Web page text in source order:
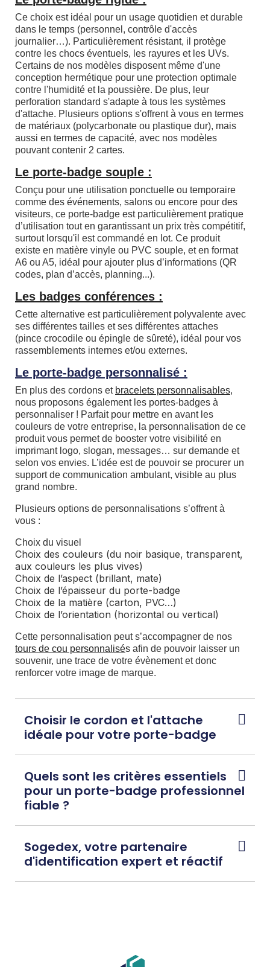
Ce choix est idéal pour un usage quotidien et durable
dans le temps (personnel, contrôle d'accès
journalier…). Particulièrement résistant, il protège
contre les chocs éventuels, les rayures et les UVs.
Certains de nos modèles disposent même d'une
conception hermétique pour une protection optimale
contre l'humidité et la poussière. De plus, leur
perforation standard s'adapte à tous les systèmes
d'attache. Plusieurs options s'offrent à vous en termes
de matériaux (polycarbonate ou plastique dur), mais
aussi en termes de capacité, avec nos modèles
pouvant contenir 2 cartes.
Le porte-badge souple :
Conçu pour une utilisation ponctuelle ou temporaire
comme des événements, salons ou encore pour des
visiteurs, ce porte-badge est particulièrement pratique
d’utilisation tout en garantissant un prix très compétitif,
surtout lorsqu'il est commandé en lot. Ce produit
existe en matière vinyle ou PVC souple, et en format
A6 ou A5, idéal pour ajouter plus d’informations (QR
codes, plan d’accès, planning...).
Les badges conférences :
Cette alternative est particulièrement polyvalente avec
ses différentes tailles et ses différentes attaches
(pince crocodile ou épingle de sûreté), idéal pour vos
rassemblements internes et/ou externes.
Le porte-badge personnalisé :
En plus des cordons et bracelets personnalisables,
nous proposons également les portes-badges à
personnaliser ! Parfait pour mettre en avant les
couleurs de votre entreprise, la personnalisation de ce
produit vous permet de booster votre visibilité en
imprimant logo, slogan, messages… sur demande et
selon vos envies. L’idée est de pouvoir se procurer un
support de communication ambulant, visible au plus
grand nombre.
Plusieurs options de personnalisations s’offrent à
vous :
Choix du visuel
Choix des couleurs (du noir basique, transparent,
aux couleurs les plus vives)
Choix de l’aspect (brillant, mate)
Choix de l’épaisseur du porte-badge
Choix de la matière (carton, PVC…)
Choix de l’orientation (horizontal ou vertical)
Cette personnalisation peut s’accompagner de nos
tours de cou personnalisés afin de pouvoir laisser un
souvenir, une trace de votre évènement et donc
renforcer votre image de marque.
Choisir le cordon et l'attache
idéale pour votre porte-badge
Quels sont les critères essentiels
pour un porte-badge professionnel
fiable ?
Sogedex, votre partenaire
d'identification expert et réactif